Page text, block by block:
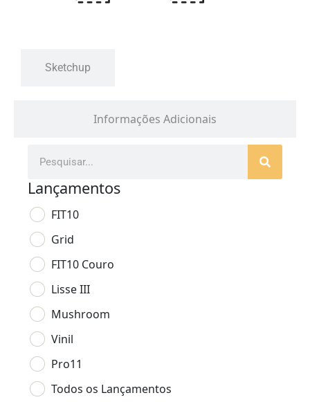
Informações Adicionais
Sketchup
Lançamentos
FIT10
Grid
FIT10 Couro
Lisse III
Mushroom
Vinil
Pro11
Todos os Lançamentos